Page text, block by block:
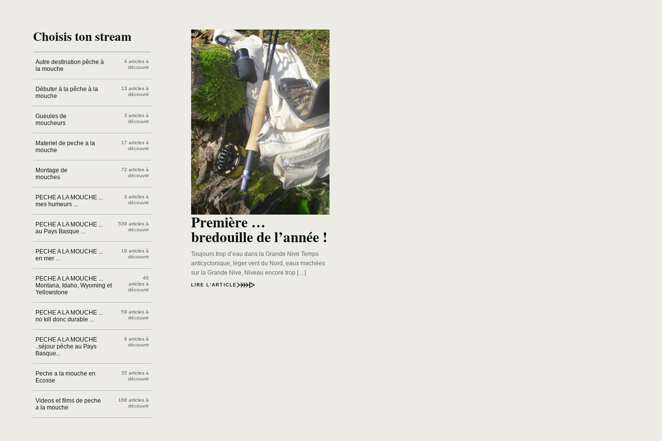
Choisis ton stream
Autre destination pêche à
la mouche
4 articles à
découvrir
Débuter à la pêche à la
mouche
13 articles à
découvrir
Gueules de
moucheurs
3 articles à
découvrir
Materiel de peche a la
mouche
17 articles à
découvrir
Montage de
mouches
72 articles à
découvrir
PECHE A LA MOUCHE ...
mes humeurs ...
3 articles à
découvrir
PECHE A LA MOUCHE ...
au Pays Basque ...
539 articles à
découvrir
PECHE A LA MOUCHE ...
en mer ...
19 articles à
découvrir
PECHE A LA MOUCHE ...
Montana, Idaho, Wyoming et
Yellowstone
40
articles à
découvrir
PECHE A LA MOUCHE ...
no kill donc durable ...
59 articles à
découvrir
PECHE A LA MOUCHE
..séjour pêche au Pays
Basque...
9 articles à
découvrir
Peche a la mouche en
Ecosse
35 articles à
découvrir
Videos et films de peche
a la mouche
168 articles à
découvrir
Première …
bredouille de l’année !
Toujours trop d’eau dans la Grande Nive Temps
anticyclonique, léger vent du Nord, eaux machées
sur la Grande Nive, Niveau encore trop […]
LIRE L’ARTICLE